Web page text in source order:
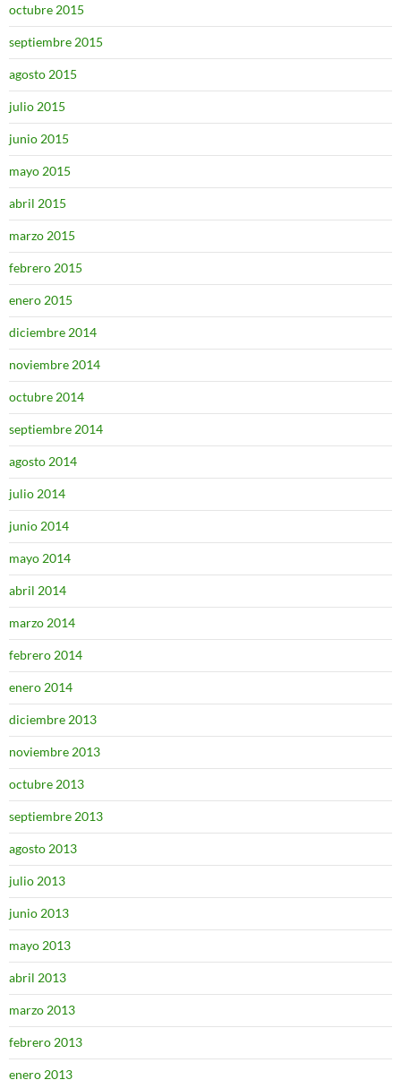
octubre 2015
septiembre 2015
agosto 2015
julio 2015
junio 2015
mayo 2015
abril 2015
marzo 2015
febrero 2015
enero 2015
diciembre 2014
noviembre 2014
octubre 2014
septiembre 2014
agosto 2014
julio 2014
junio 2014
mayo 2014
abril 2014
marzo 2014
febrero 2014
enero 2014
diciembre 2013
noviembre 2013
octubre 2013
septiembre 2013
agosto 2013
julio 2013
junio 2013
mayo 2013
abril 2013
marzo 2013
febrero 2013
enero 2013